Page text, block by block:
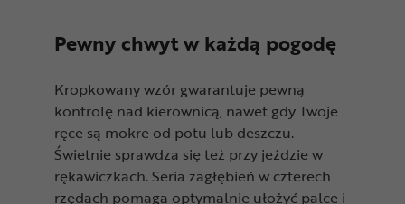
Pewny chwyt w każdą pogodę
Kropkowany wzór gwarantuje pewną
kontrolę nad kierownicą, nawet gdy Twoje
ręce są mokre od potu lub deszczu.
Świetnie sprawdza się też przy jeździe w
rękawiczkach. Seria zagłębień w czterech
rzędach pomaga optymalnie ułożyć palce i